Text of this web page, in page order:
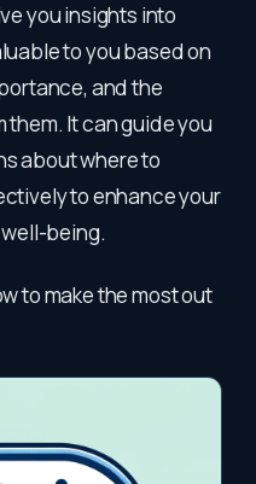
you insights into
to you based on
and the
It can guide you
about where to
to enhance your
being.
to make the most out